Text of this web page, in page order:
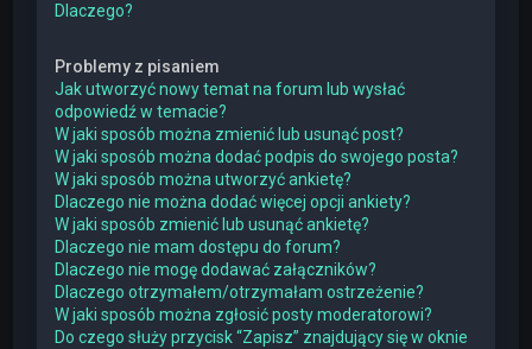
Dlaczego?
Problemy z pisaniem
Jak utworzyć nowy temat na forum lub wysłać
odpowiedź w temacie?
W jaki sposób można zmienić lub usunąć post?
W jaki sposób można dodać podpis do swojego posta?
W jaki sposób można utworzyć ankietę?
Dlaczego nie można dodać więcej opcji ankiety?
W jaki sposób zmienić lub usunąć ankietę?
Dlaczego nie mam dostępu do forum?
Dlaczego nie mogę dodawać załączników?
Dlaczego otrzymałem/otrzymałam ostrzeżenie?
W jaki sposób można zgłosić posty moderatorowi?
Do czego służy przycisk “Zapisz” znajdujący się w oknie